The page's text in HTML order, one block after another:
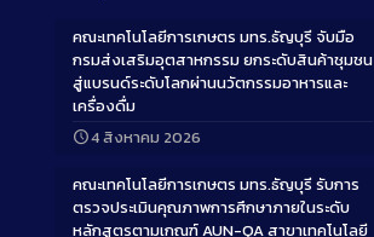
คณะเทคโนโลยีการเกษตร มทร.ธัญบุรี จับมือ
กรมส่งเสริมอุตสาหกรรม ยกระดับสินค้าชุมชน
สู่แบรนด์ระดับโลกผ่านนวัตกรรมอาหารและ
เครื่องดื่ม
4 สิงหาคม 2026
คณะเทคโนโลยีการเกษตร มทร.ธัญบุรี รับการ
ตรวจประเมินคุณภาพการศึกษาภายในระดับ
หลักสูตรตามเกณฑ์ AUN-QA สาขาเทคโนโลยี